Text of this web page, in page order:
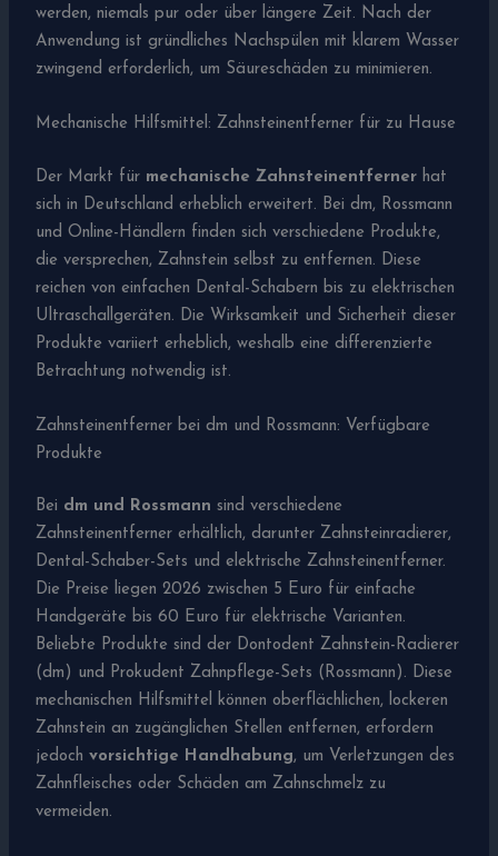
werden, niemals pur oder über längere Zeit. Nach der
Anwendung ist gründliches Nachspülen mit klarem Wasser
zwingend erforderlich, um Säureschäden zu minimieren.
Mechanische Hilfsmittel: Zahnsteinentferner für zu Hause
Der Markt für mechanische Zahnsteinentferner hat
sich in Deutschland erheblich erweitert. Bei dm, Rossmann
und Online-Händlern finden sich verschiedene Produkte,
die versprechen, Zahnstein selbst zu entfernen. Diese
reichen von einfachen Dental-Schabern bis zu elektrischen
Ultraschallgeräten. Die Wirksamkeit und Sicherheit dieser
Produkte variiert erheblich, weshalb eine differenzierte
Betrachtung notwendig ist.
Zahnsteinentferner bei dm und Rossmann: Verfügbare
Produkte
Bei dm und Rossmann sind verschiedene
Zahnsteinentferner erhältlich, darunter Zahnsteinradierer,
Dental-Schaber-Sets und elektrische Zahnsteinentferner.
Die Preise liegen 2026 zwischen 5 Euro für einfache
Handgeräte bis 60 Euro für elektrische Varianten.
Beliebte Produkte sind der Dontodent Zahnstein-Radierer
(dm) und Prokudent Zahnpflege-Sets (Rossmann). Diese
mechanischen Hilfsmittel können oberflächlichen, lockeren
Zahnstein an zugänglichen Stellen entfernen, erfordern
jedochvorsichtige Handhabung, um Verletzungen des
Zahnfleisches oder Schäden am Zahnschmelz zu
vermeiden.